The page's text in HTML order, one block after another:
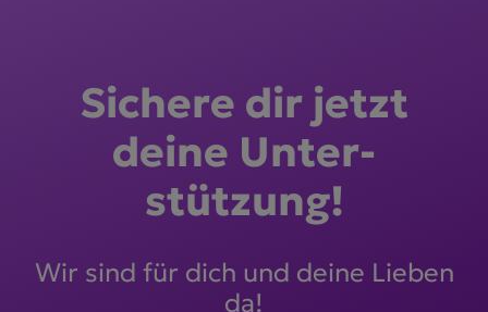
Sichere dir jetzt
deine Unter­
stützung!
Wir sind für dich und deine Lieben
da!